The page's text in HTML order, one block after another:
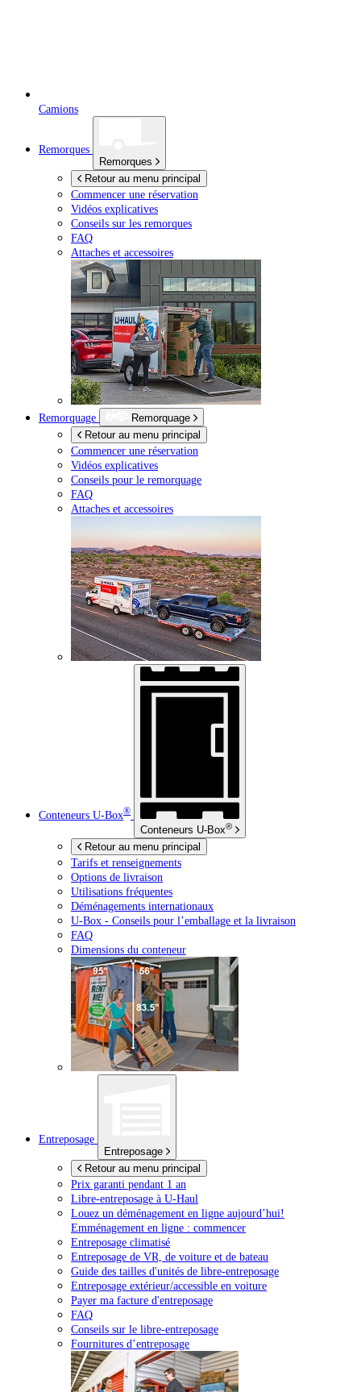
Camions
Remorques
Remorques
Retour au menu principal
Commencer une réservation
Vidéos explicatives
Conseils sur les remorques
FAQ
Attaches et accessoires
Remorquage
Remorquage
Retour au menu principal
Commencer une réservation
Vidéos explicatives
Conseils pour le remorquage
FAQ
Attaches et accessoires
Conteneurs U-Box®
Conteneurs U-Box®
Retour au menu principal
Tarifs et renseignements
Options de livraison
Utilisations fréquentes
Déménagements internationaux
U-Box - Conseils pour l’emballage et la livraison
FAQ
Dimensions du conteneur
Entreposage
Entreposage
Retour au menu principal
Prix garanti pendant 1 an
Libre-entreposage à U-Haul
Louez un déménagement en ligne aujourd’hui!
Emménagement en ligne : commencer
Entreposage climatisé
Entreposage de VR, de voiture et de bateau
Guide des tailles d'unités de libre-entreposage
Entreposage extérieur/accessible en voiture
Payer ma facture d'entreposage
FAQ
Conseils sur le libre-entreposage
Fournitures d’entreposage